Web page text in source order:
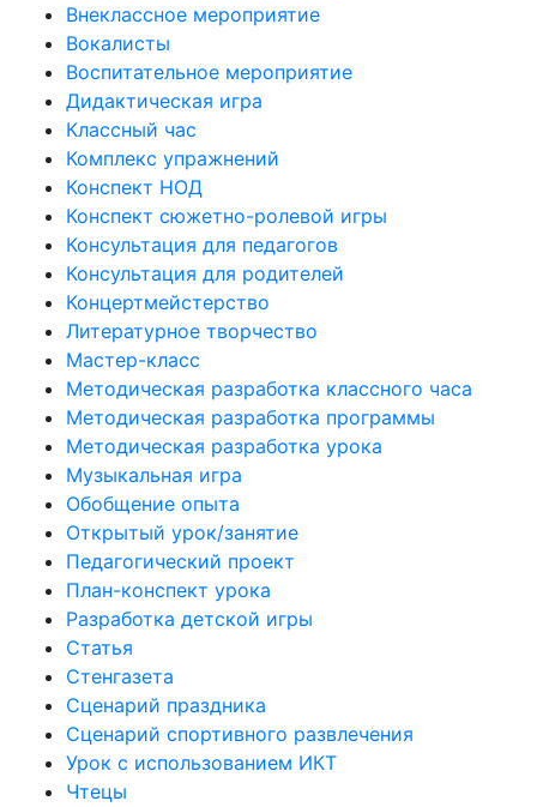
Внеклассное мероприятие
Вокалисты
Воспитательное мероприятие
Дидактическая игра
Классный час
Комплекс упражнений
Конспект НОД
Конспект сюжетно-ролевой игры
Консультация для педагогов
Консультация для родителей
Концертмейстерство
Литературное творчество
Мастер-класс
Методическая разработка классного часа
Методическая разработка программы
Методическая разработка урока
Музыкальная игра
Обобщение опыта
Открытый урок/занятие
Педагогический проект
План-конспект урока
Разработка детской игры
Статья
Стенгазета
Сценарий праздника
Сценарий спортивного развлечения
Урок с использованием ИКТ
Чтецы